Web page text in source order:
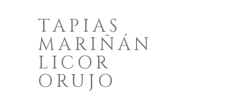
TAPIAS
MARIÑÁN
LICOR
ORUJO